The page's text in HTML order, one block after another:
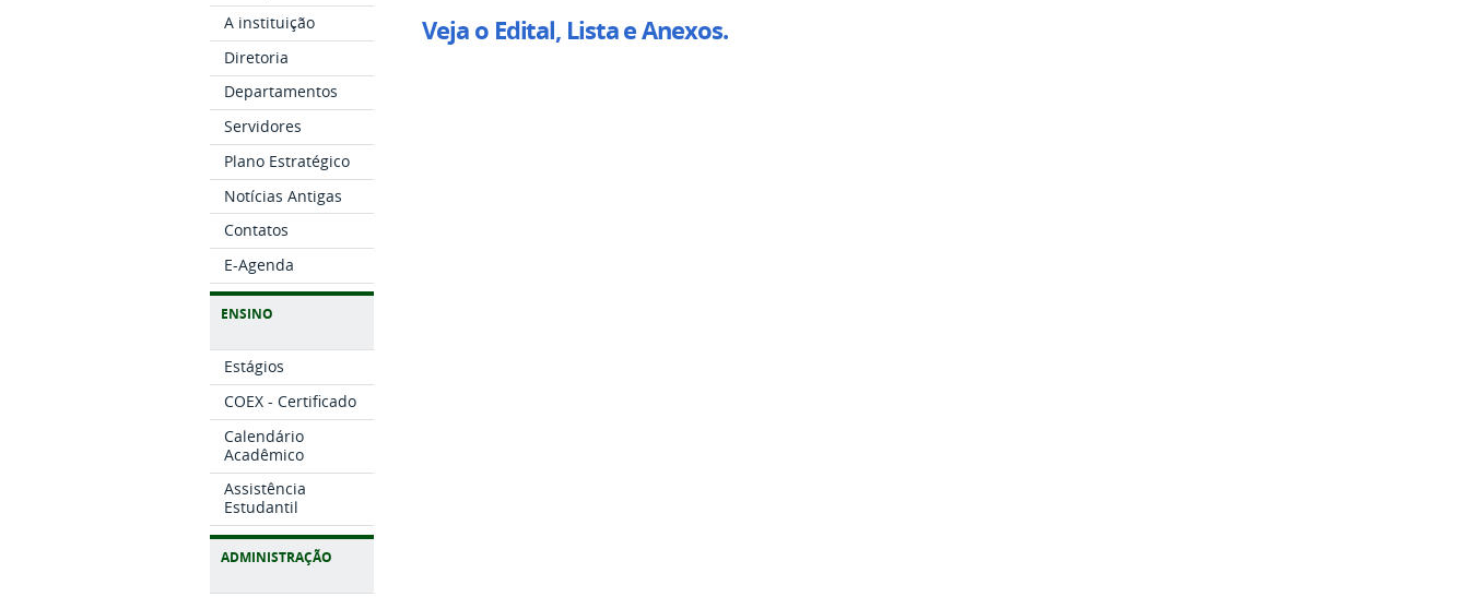
A instituição
Diretoria
Departamentos
Servidores
Plano Estratégico
Notícias Antigas
Contatos
E-Agenda
ENSINO
Estágios
COEX - Certificado
Calendário
Acadêmico
Assistência
Estudantil
ADMINISTRAÇÃO
Veja o Edital, Lista e Anexos.